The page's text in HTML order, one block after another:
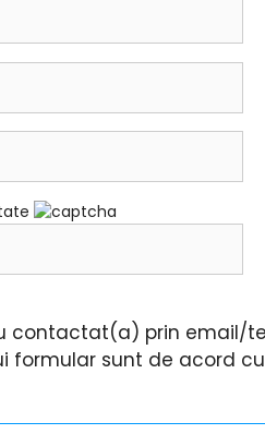
contactat(a) prin email/
formular sunt de acord cu